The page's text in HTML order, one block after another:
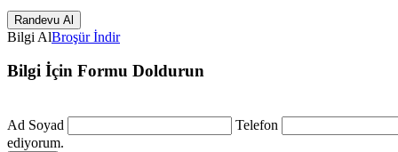
Bilgi AlBroşür İndir
Bilgi İçin Formu Doldurun
Ad Soyad Telefon
ediyorum.